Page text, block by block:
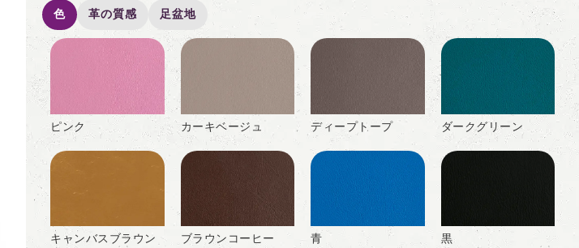
色 革の質感 足盆地
ピンク カーキベージュ ディープトープ ダークグリーン
キャンバスブラウン ブラウンコーヒー 青 黒